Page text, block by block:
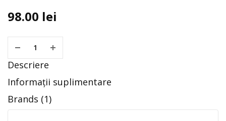
98.00 lei
Descriere
Informații suplimentare
Brands (1)